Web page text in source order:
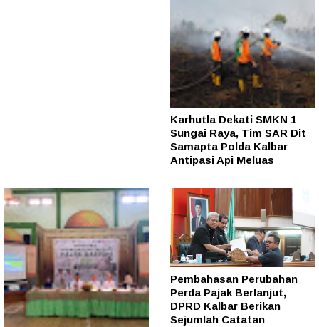
Karhutla Dekati SMKN 1
Sungai Raya, Tim SAR Dit
Samapta Polda Kalbar
Antipasi Api Meluas
Pembahasan Perubahan
Perda Pajak Berlanjut,
DPRD Kalbar Berikan
Sejumlah Catatan